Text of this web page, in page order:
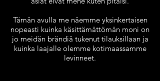
Tämän avulla me näemme yksinkertaisen
nopeasti kuinka käsittämättömän moni on
jo meidän brändiä tukenut tilauksillaan ja
kuinka laajalle olemme kotimaassamme
levinneet.